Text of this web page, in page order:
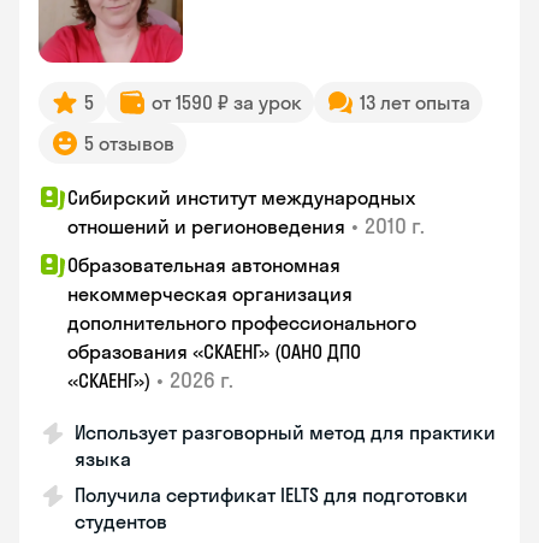
5 от 1590 ₽ за урок
13 лет опыта
5 отзывов
Сибирский институт международных
отношений и регионоведения • 2010 г.
Образовательная автономная
некоммерческая организация
дополнительного профессионального
образования «СКАЕНГ» (ОАНО ДПО
«СКАЕНГ») • 2026 г.
Использует разговорный метод для практики
языка
Получила сертификат IELTS для подготовки
студентов